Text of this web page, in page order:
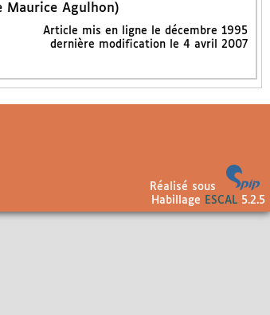
Maurice Agulhon)
Article mis en ligne le décembre 1995
dernière modification le 4 avril 2007
Réalisé sous
Habillage
ESCAL5.2.5